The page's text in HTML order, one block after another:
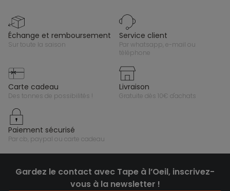
échange et remboursement
sur toute la saison
service client
par whatsapp, e-mail ou
téléphone
carte cadeau
des tonnes de possibilités !
livraison
gratuite dès 10€ d'achats
paiement sécurisé
par cb, paypal ou carte cadeau
Gardez le contact avec Tape à l’Oeil, inscrivez-
vous à la newsletter !